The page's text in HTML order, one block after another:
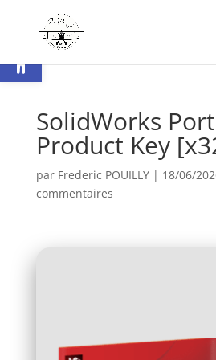
Ouvrir la barre d’outils
SolidWorks
Product Key
par Frederic POUILLY| 18/06/
commentaires